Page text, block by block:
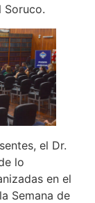
Soruco.
el Dr.
lo
en el
Semana de